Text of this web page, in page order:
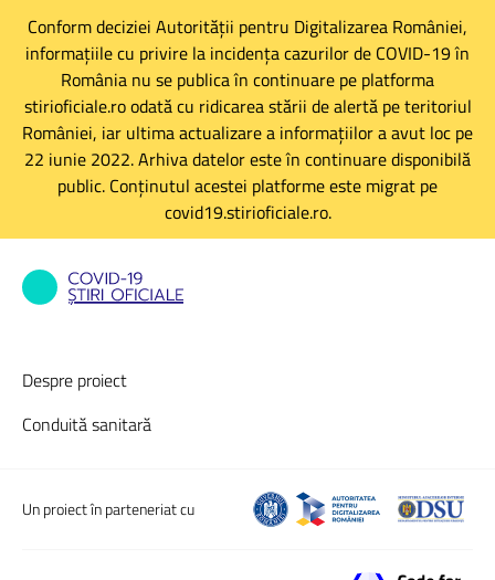
Conform deciziei Autorității pentru Digitalizarea României,
informațiile cu privire la incidența cazurilor de COVID-19 în
România nu se publica în continuare pe platforma
stirioficiale.ro odată cu ridicarea stării de alertă pe teritoriul
României, iar ultima actualizare a informațiilor a avut loc pe
22 iunie 2022. Arhiva datelor este în continuare disponibilă
public. Conținutul acestei platforme este migrat pe
covid19.stirioficiale.ro.
Despre proiect
Conduită sanitară
Un proiect în parteneriat cu